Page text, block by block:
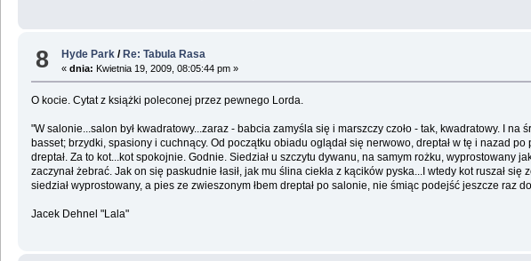
8 Hyde Park / Re: Tabula Rasa
«dnia: Kwietnia 19, 2009, 08:05:44 pm »
O kocie. Cytat z książki poleconej przez pewnego Lorda.
"W salonie...salon był kwadratowy...zaraz - babcia zamyśla się i marszczy czoło - tak, kwadratowy. I
basset; brzydki, spasiony i cuchnący. Od początku obiadu oglądał się nerwowo, dreptał w tę i nazad
dreptał. Za to kot...kot spokojnie. Godnie. Siedział u szczytu dywanu, na samym rożku, wyprostowany
zaczynał żebrać. Jak on się paskudnie łasił, jak mu ślina ciekła z kącików pyska...I wtedy kot ruszał
siedział wyprostowany, a pies ze zwieszonym łbem dreptał po salonie, nie śmiąc podejść jeszcze raz do
Jacek Dehnel "Lala"